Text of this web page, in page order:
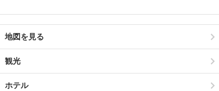
地図を見る
観光
ホテル